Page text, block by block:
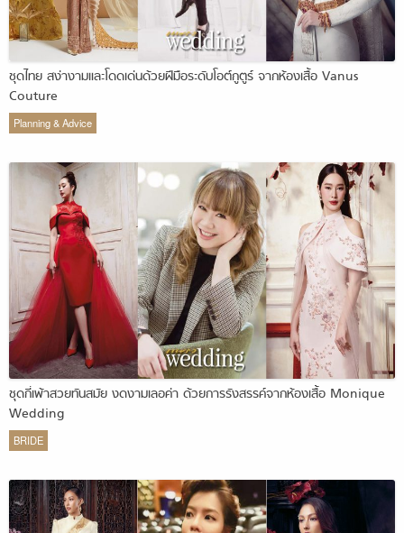
ชุดไทย สง่างามและโดดเด่นด้วยฝีมือระดับโอต์กูตูร์ จากห้องเสื้อ Vanus
Couture
Planning & Advice
ชุดกี่เพ้าสวยทันสมัย งดงามเลอค่า ด้วยการรังสรรค์จากห้องเสื้อ Monique
Wedding
BRIDE